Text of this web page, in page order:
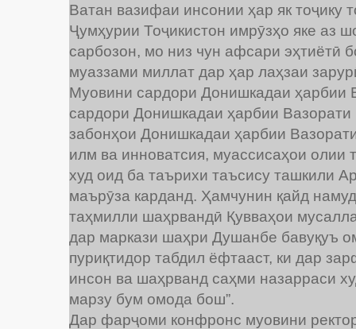
Ватан вазифаи инсонии ҳар як тоҷику
Ҷумҳурии Тоҷикистон имрӯзҳо яке аз
сарбозон, мо низ чун афсари
муаззами миллат дар ҳар лаҳзаи
Муовини сардори Донишкадаи ҳарбии
сардори Донишкадаи ҳарбии
забонҳои Донишкадаи ҳарбии
илм ва инноватсия, муассисаҳои
худ оид ба таърихи таъсису ташкили
маърӯза карданд. Ҳамчунин қайд
таҳмилли шаҳрвандӣ Қувваҳои
дар маркази шаҳри Душанбе бавуқуъ
пуриқтидор табдил ёфтааст, ки дар
инсон ва шаҳрванд саҳми назарраси
марзу бум омода бош”.
Дар фарҷоми конфронс муовини